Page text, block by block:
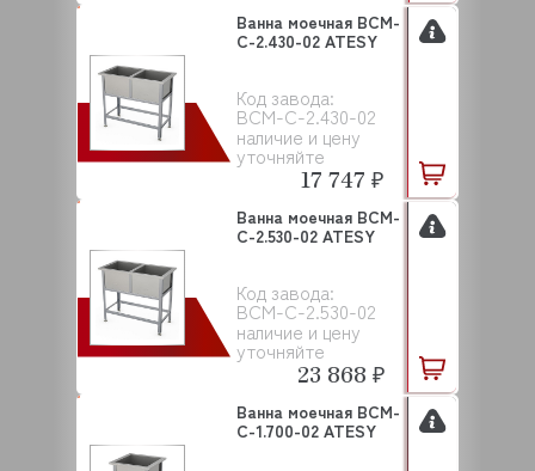
Код завода:
ВСМ-С-2.430-02
наличие и цену
уточняйте
Ванна моечная ВСМ-
С-2.430-02 ATESY
17 747 ₽
Код завода:
ВСМ-С-2.530-02
наличие и цену
уточняйте
Ванна моечная ВСМ-
С-2.530-02 ATESY
23 868 ₽
Ванна моечная ВСМ-
С-1.700-02 ATESY